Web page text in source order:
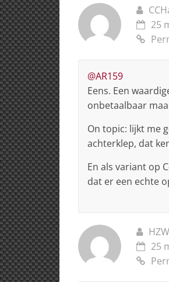
25
@AR159
Eens. Een
onbetaalbaar
On topic: lijkt me
achterklep, dat
En als variant op
dat er een echte
HZW
25